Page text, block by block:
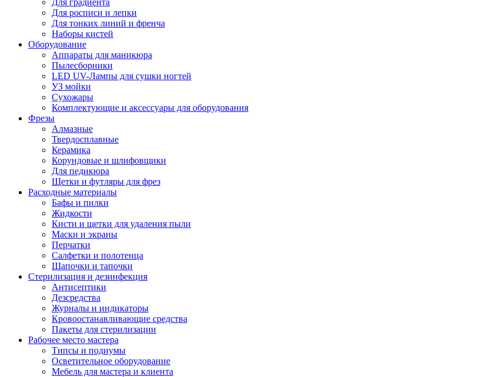
Для градиента
Для росписи и лепки
Для тонких линий и френча
Наборы кистей
Оборудование
Аппараты для маникюра
Пылесборники
LED UV-Лампы для сушки ногтей
УЗ мойки
Сухожары
Комплектующие и аксессуары для оборудования
Фрезы
Алмазные
Твердосплавные
Керамика
Корундовые и шлифовщики
Для педикюра
Щетки и футляры для фрез
Расходные материалы
Бафы и пилки
Жидкости
Кисти и щетки для удаления пыли
Маски и экраны
Перчатки
Салфетки и полотенца
Шапочки и тапочки
Стерилизация и дезинфекция
Антисептики
Дезсредства
Журналы и индикаторы
Кровоостанавливающие средства
Пакеты для стерилизации
Рабочее место мастера
Типсы и подиумы
Осветительное оборудование
Мебель для мастера и клиента